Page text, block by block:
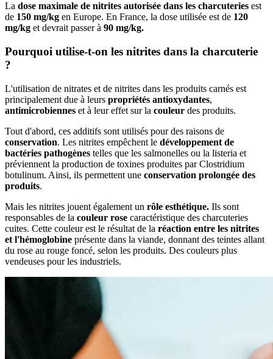
La dose maximale de nitrites autorisée dans les charcuteries est
de 150 mg/kg en Europe. En France, la dose utilisée est de 120
mg/kg et devrait passer à 90 mg/kg.
Pourquoi utilise-t-on les nitrites dans la charcuterie
?
L'utilisation de nitrates et de nitrites dans les produits carnés est
principalement due à leurs propriétés antioxydantes,
antimicrobiennes et à leur effet sur la couleur des produits.
Tout d'abord, ces additifs sont utilisés pour des raisons de
conservation. Les nitrites empêchent le développement de
bactéries pathogènes telles que les salmonelles ou la listeria et
préviennent la production de toxines produites par Clostridium
botulinum. Ainsi, ils permettent une conservation prolongée des
produits.
Mais les nitrites jouent également un rôle esthétique. Ils sont
responsables de la couleur rose caractéristique des charcuteries
cuites. Cette couleur est le résultat de la réaction entre les nitrites
et l'hémoglobine présente dans la viande, donnant des teintes allant
du rose au rouge foncé, selon les produits. Des couleurs plus
vendeuses pour les industriels.